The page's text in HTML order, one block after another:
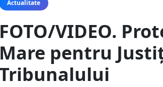
Actualitate
FOTO/VIDEO.
Mare pentru